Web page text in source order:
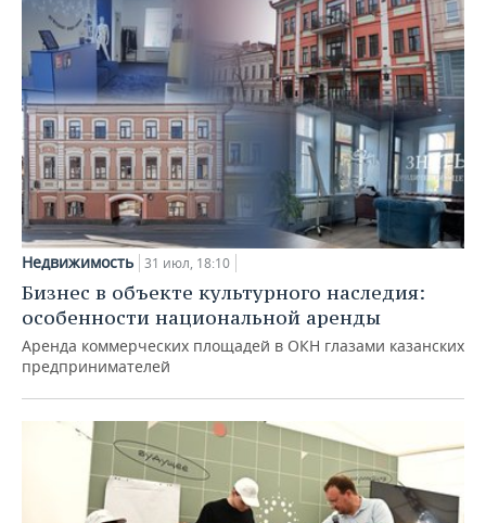
Недвижимость 31 июл, 18:10
Бизнес в объекте культурного наследия:
особенности национальной аренды
Аренда коммерческих площадей в ОКН глазами казанских
предпринимателей